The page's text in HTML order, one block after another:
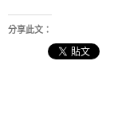
分享此文：